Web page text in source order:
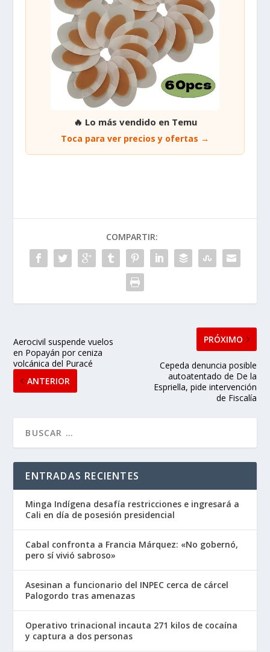
mensaje claro sobre la intolerancia a la corrupción
dentro del sistema judicial colombiano, fundamental
para la legitimidad del Estado en su lucha contra el
crimen organizado transnacional.
🛒 Ofertas destacadas · Enlace de afiliado
🔥 Lo más vendido en Temu
Toca para ver precios y ofertas →
COMPARTIR:
en Popayán por ceniza
volcánica del Puracé
Cepeda denuncia posible
autoatentado de De la
Espriella, pide intervención
de Fiscalía
ENTRADAS RECIENTES